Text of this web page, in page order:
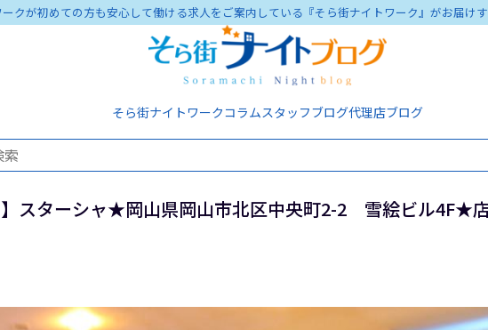
クが初めての方も安心して働ける求人をご案内している『そら街ナイトワーク』がお届けす
そら街ナイトワークコラムスタッフブログ代理店ブログ
】スターシャ★岡山県岡山市北区中央町2-2 雪絵ビル4F★